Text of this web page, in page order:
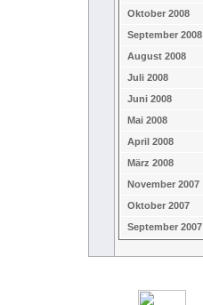
Oktober 2008
September 2008
August 2008
Juli 2008
Juni 2008
Mai 2008
April 2008
März 2008
November 2007
Oktober 2007
September 2007